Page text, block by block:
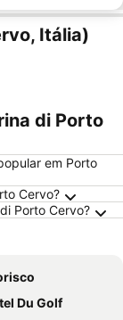
Itália)
di Porto
em Porto
Cervo?
Porto Cervo?
Du Golf